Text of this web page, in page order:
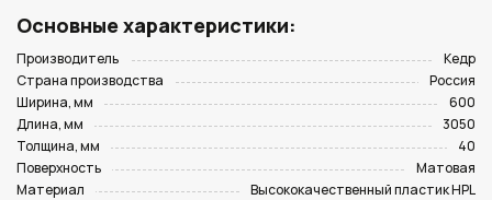
Основные характеристики:
Производитель
Кедр
Страна производства
Россия
Ширина, мм
600
Длина, мм
3050
Толщина, мм
40
Поверхность
Матовая
Материал
Высококачественный пластик HPL